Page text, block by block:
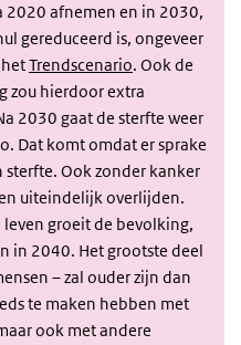
2020 afnemen en in 2030,
gereduceerd is, ongeveer
Trendscenario. Ook de
zou hierdoor extra
2030 gaat de sterfte weer
Dat komt omdat er sprake
sterfte. Ook zonder kanker
uiteindelijk overlijden.
groeit de bevolking,
in 2040. Het grootste deel
– zal ouder zijn dan
te maken hebben met
ook met andere